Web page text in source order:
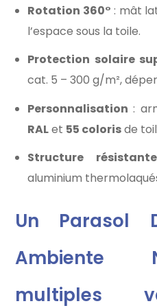
Rotation 360° : mât
l’espace sous la toile.
Protection solaire
cat. 5 – 300 g/m²,
Personnalisation :
RALet 55 colorisde
Structure
aluminium
Un Parasol
Ambiente
multiples